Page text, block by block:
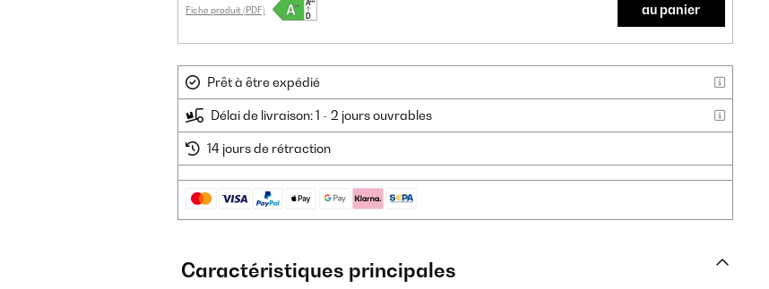
Fiche produit (PDF)
au panier
Prêt à être expédié
Délai de livraison: 1 - 2 jours ouvrables
14 jours de rétraction
Caractéristiques principales